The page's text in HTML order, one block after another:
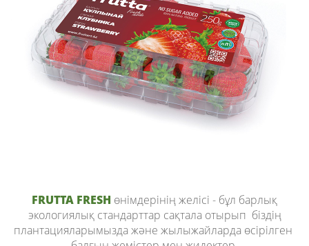
FRUTTA FRESH өнімдерінің желісі - бұл барлық
экологиялық стандарттар сақтала отырып біздің
плантацияларымызда және жылыжайларда өсірілген